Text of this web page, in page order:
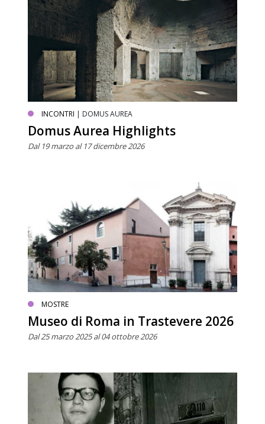
INCONTRI | DOMUS AUREA
Domus Aurea Highlights
Dal 19 marzo al 17 dicembre 2026
MOSTRE
Museo di Roma in Trastevere 2026
Dal 25 marzo 2025 al 04 ottobre 2026